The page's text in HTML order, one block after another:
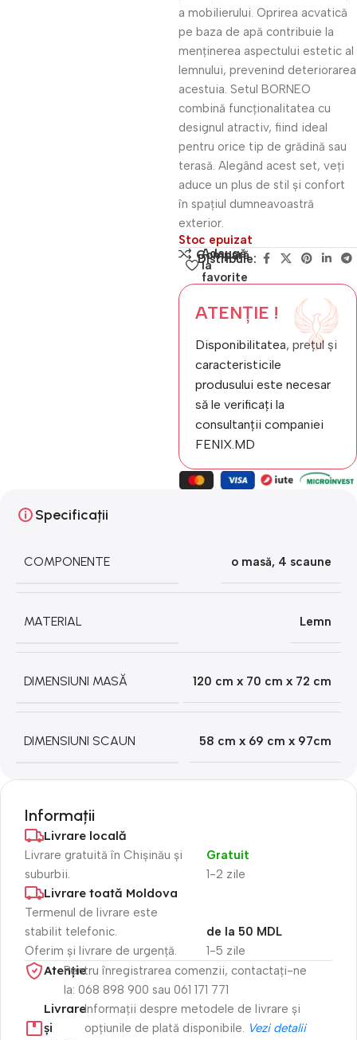
a mobilierului. Oprirea acvatică
pe baza de apă contribuie la
menținerea aspectului estetic al
lemnului, prevenind deteriorarea
acestuia. Setul BORNEO
combină funcționalitatea cu
designul atractiv, fiind ideal
pentru orice tip de grădină sau
terasă. Alegând acest set, veți
aduce un plus de stil și confort
în spațiul dumneavoastră
exterior.
Stoc epuizat
Compară
Adaugă
la
favorite
Distribuie:
ATENȚIE !
Disponibilitatea, prețul și
caracteristicile
produsului este necesar
să le verificați la
consultanții companiei
FENIX.MD
Specificații
COMPONENTE o masă, 4 scaune
MATERIAL Lemn
DIMENSIUNI MASĂ 120 cm х 70 cm х 72 cm
DIMENSIUNI SCAUN 58 cm х 69 cm х 97cm
Informații
Livrare locală
Livrare gratuită în Chișinău și
suburbii.
1-2 zile
Gratuit
Livrare toată Moldova
Termenul de livrare este
stabilit telefonic.
Oferim și livrare de urgență.
1-5 zile
de la 50 MDL
Atenție​Pentru înregistrarea comenzii, contactați-ne
la: 068 898 900 sau 061 171 771
Livrare
și
Informații despre metodele de livrare și
opțiunile de plată disponibile. Vezi detalii